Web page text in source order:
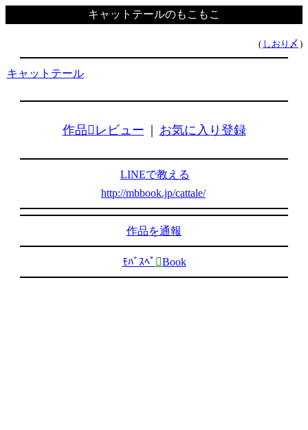
キャットテールのもこもこ
( しおり〆 )
キャットテール
作品レビュー お気に入り登録
LINEで教える
http://mbbook.jp/cattale/
作品を通報
ﾓﾊﾞｽﾍﾟ Book